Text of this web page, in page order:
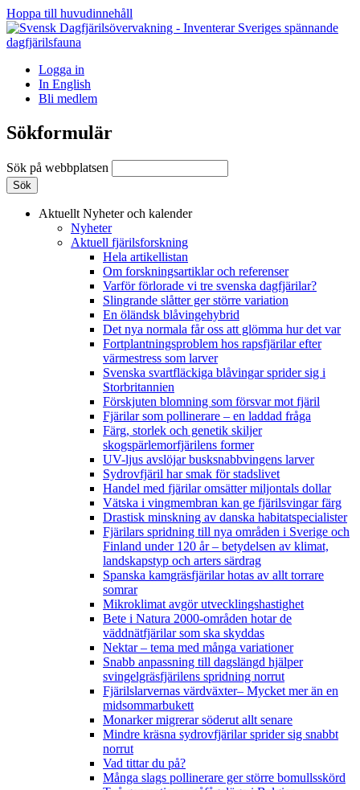
Hoppa till huvudinnehåll
Logga in
In English
Bli medlem
Sökformulär
Sök på webbplatsen
Aktuellt Nyheter och kalender
Nyheter
Aktuell fjärilsforskning
Hela artikellistan
Om forskningsartiklar och referenser
Varför förlorade vi tre svenska dagfjärilar?
Slingrande slåtter ger större variation
En öländsk blåvingehybrid
Det nya normala får oss att glömma hur det var
Fortplantningsproblem hos rapsfjärilar efter
värmestress som larver
Svenska svartfläckiga blåvingar sprider sig i
Storbritannien
Förskjuten blomning som försvar mot fjäril
Fjärilar som pollinerare – en laddad fråga
Färg, storlek och genetik skiljer
skogspärlemorfjärilens former
UV-ljus avslöjar busksnabbvingens larver
Sydrovfjäril har smak för stadslivet
Handel med fjärilar omsätter miljontals dollar
Vätska i vingmembran kan ge fjärilsvingar färg
Drastisk minskning av danska habitatspecialister
Fjärilars spridning till nya områden i Sverige och
Finland under 120 år– betydelsen av klimat,
landskapstyp och arters särdrag
Spanska kamgräsfjärilar hotas av allt torrare
somrar
Mikroklimat avgör utvecklingshastighet
Bete i Natura 2000-områden hotar de
väddnätfjärilar som ska skyddas
Nektar – tema med många variationer
Snabb anpassning till dagslängd hjälper
svingelgräsfjärilens spridning norrut
Fjärilslarvernas värdväxter– Mycket mer än en
midsommarbukett
Monarker migrerar söderut allt senare
Mindre kräsna sydrovfjärilar sprider sig snabbt
norrut
Vad tittar du på?
Många slags pollinerare ger större bomullsskörd